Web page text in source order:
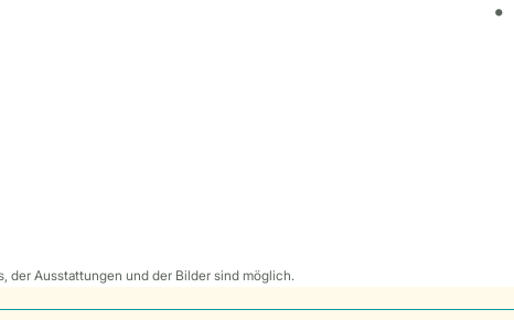
der Ausstattungen und der Bilder sind möglich.